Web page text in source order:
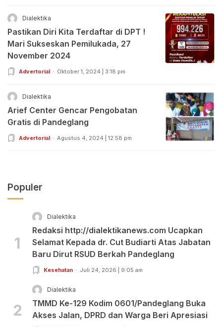
Dialektika
Pastikan Diri Kita Terdaftar di DPT !
Mari Sukseskan Pemilukada, 27
November 2024
Advertorial Oktober 1, 2024 | 3:18 pm
Dialektika
Arief Center Gencar Pengobatan
Gratis di Pandeglang
Advertorial Agustus 4, 2024 | 12:58 pm
Populer
1
Dialektika
Redaksi http://dialektikanews.com Ucapkan
Selamat Kepada dr. Cut Budiarti Atas Jabatan
Baru Dirut RSUD Berkah Pandeglang
Kesehatan Juli 24, 2026 | 9:05 am
2
Dialektika
TMMD Ke-129 Kodim 0601/Pandeglang Buka
Akses Jalan, DPRD dan Warga Beri Apresiasi